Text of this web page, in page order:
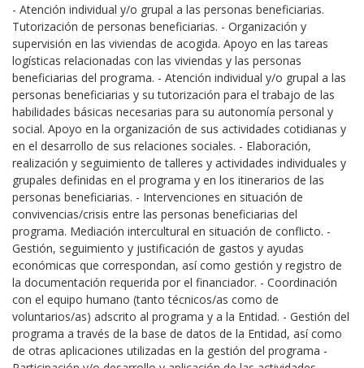
- Atención individual y/o grupal a las personas beneficiarias.
Tutorización de personas beneficiarias. - Organización y
supervisión en las viviendas de acogida. Apoyo en las tareas
logísticas relacionadas con las viviendas y las personas
beneficiarias del programa. - Atención individual y/o grupal a las
personas beneficiarias y su tutorización para el trabajo de las
habilidades básicas necesarias para su autonomía personal y
social. Apoyo en la organización de sus actividades cotidianas y
en el desarrollo de sus relaciones sociales. - Elaboración,
realización y seguimiento de talleres y actividades individuales y
grupales definidas en el programa y en los itinerarios de las
personas beneficiarias. - Intervenciones en situación de
convivencias/crisis entre las personas beneficiarias del
programa. Mediación intercultural en situación de conflicto. -
Gestión, seguimiento y justificación de gastos y ayudas
económicas que correspondan, así como gestión y registro de
la documentación requerida por el financiador. - Coordinación
con el equipo humano (tanto técnicos/as como de
voluntarios/as) adscrito al programa y a la Entidad. - Gestión del
programa a través de la base de datos de la Entidad, así como
de otras aplicaciones utilizadas en la gestión del programa -